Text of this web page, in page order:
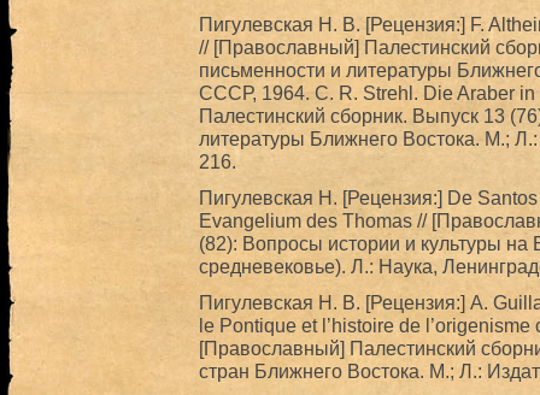
Пигулевская Н. В. [Рецензия:] F.
// [Православный] Палестинский
письменности и литературы
СССР, 1964. С. R. Strehl. Die Araber
Палестинский сборник. Выпуск 13
литературы Ближнего Востока. М.;
216.
Пигулевская Н. [Рецензия:] De
Evangelium des Thomas //
(82): Вопросы истории и культуры
средневековье). Л.: Наука,
Пигулевская Н. В. [Рецензия:] A.
le Pontique et l’histoire de
[Православный] Палестинский
стран Ближнего Востока. М.; Л.: